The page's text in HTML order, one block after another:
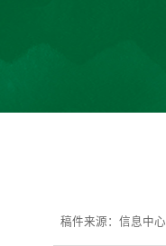
稿件来源：信息中心